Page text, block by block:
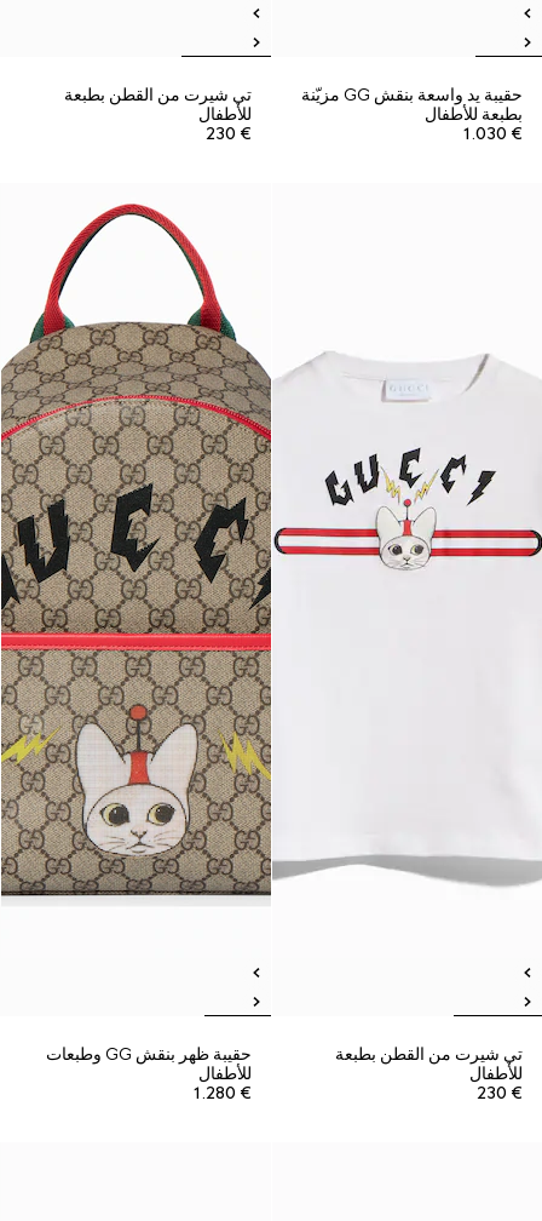
حقيبة يد واسعة بنقش GG مزيّنة
بطبعة للأطفال
€ 1.030
تي شيرت من القطن بطبعة
للأطفال
€ 230
تي شيرت من القطن بطبعة
للأطفال
€ 230
حقيبة ظهر بنقش GG وطبعات
للأطفال
€ 1.280